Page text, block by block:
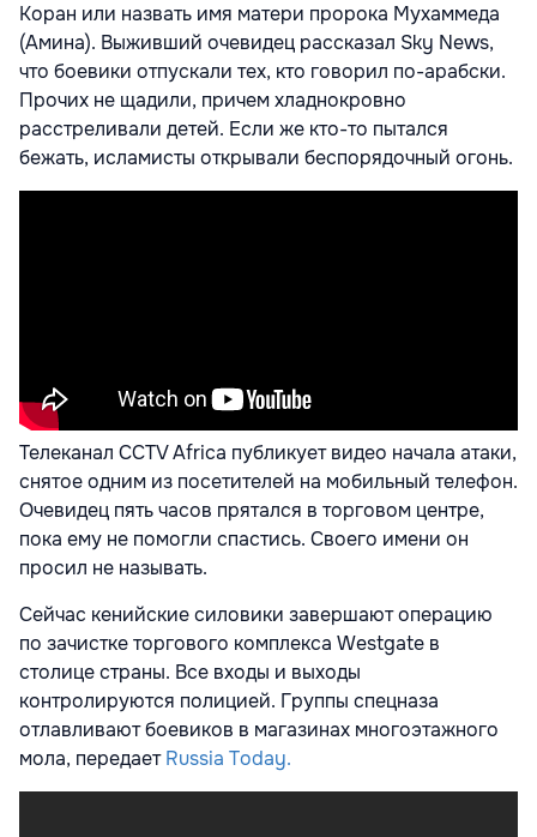
Коран или назвать имя матери пророка Мухаммеда
(Амина). Выживший очевидец рассказал Sky News,
что боевики отпускали тех, кто говорил по-арабски.
Прочих не щадили, причем хладнокровно
расстреливали детей. Если же кто-то пытался
бежать, исламисты открывали беспорядочный огонь.
Телеканал CCTV Africa публикует видео начала атаки,
снятое одним из посетителей на мобильный телефон.
Очевидец пять часов прятался в торговом центре,
пока ему не помогли спастись. Своего имени он
просил не называть.
Сейчас кенийские силовики завершают операцию
по зачистке торгового комплекса Westgate в
столице страны. Все входы и выходы
контролируются полицией. Группы спецназа
отлавливают боевиков в магазинах многоэтажного
мола, передаетRussia Today.